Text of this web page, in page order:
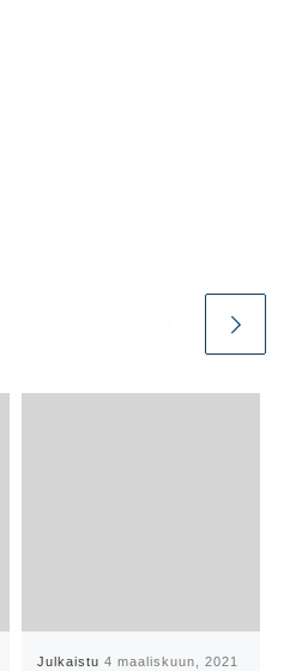
Julkaistu4 maaliskuun, 2021